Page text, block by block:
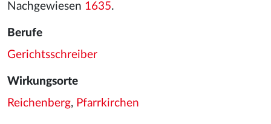
Nachgewiesen 1635.
Berufe
Gerichtsschreiber
Wirkungsorte
Reichenberg, Pfarrkirchen